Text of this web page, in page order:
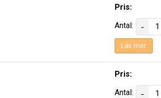
Pris:
Antal:
Läs mer
Pris:
Antal: